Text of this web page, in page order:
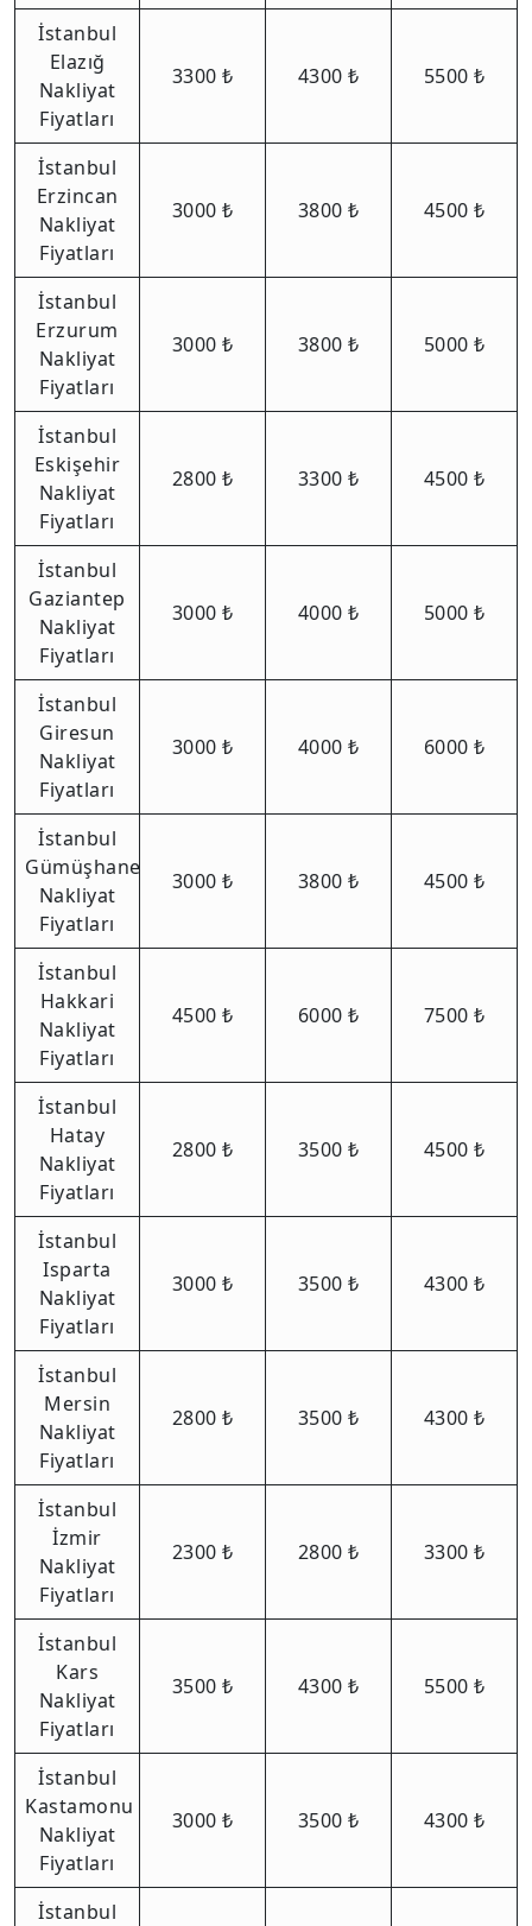
İstanbul
Elazığ
Nakliyat
Fiyatları
3300 ₺ 4300 ₺ 5500 ₺
İstanbul
Erzincan
Nakliyat
Fiyatları
3000 ₺ 3800 ₺ 4500 ₺
İstanbul
Erzurum
Nakliyat
Fiyatları
3000 ₺ 3800 ₺ 5000 ₺
İstanbul
Eskişehir
Nakliyat
Fiyatları
2800 ₺ 3300 ₺ 4500 ₺
İstanbul
Gaziantep
Nakliyat
Fiyatları
3000 ₺ 4000 ₺ 5000 ₺
İstanbul
Giresun
Nakliyat
Fiyatları
3000 ₺ 4000 ₺ 6000 ₺
İstanbul
Gümüşhane
Nakliyat
Fiyatları
3000 ₺ 3800 ₺ 4500 ₺
İstanbul
Hakkari
Nakliyat
Fiyatları
4500 ₺ 6000 ₺ 7500 ₺
İstanbul
Hatay
Nakliyat
Fiyatları
2800 ₺ 3500 ₺ 4500 ₺
İstanbul
Isparta
Nakliyat
Fiyatları
3000 ₺ 3500 ₺ 4300 ₺
İstanbul
Mersin
Nakliyat
Fiyatları
2800 ₺ 3500 ₺ 4300 ₺
İstanbul
İzmir
Nakliyat
Fiyatları
2300 ₺ 2800 ₺ 3300 ₺
İstanbul
Kars
Nakliyat
Fiyatları
3500 ₺ 4300 ₺ 5500 ₺
İstanbul
Kastamonu
Nakliyat
Fiyatları
3000 ₺ 3500 ₺ 4300 ₺
İstanbul